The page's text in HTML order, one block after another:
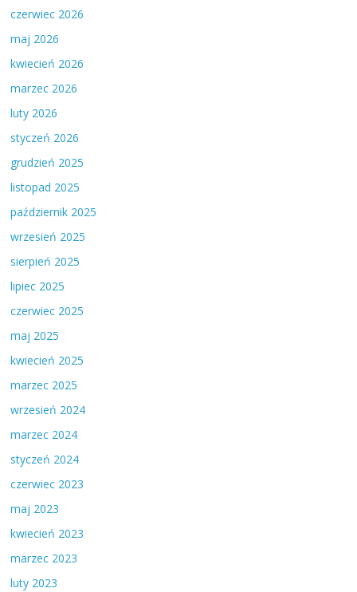
czerwiec 2026
maj 2026
kwiecień 2026
marzec 2026
luty 2026
styczeń 2026
grudzień 2025
listopad 2025
październik 2025
wrzesień 2025
sierpień 2025
lipiec 2025
czerwiec 2025
maj 2025
kwiecień 2025
marzec 2025
wrzesień 2024
marzec 2024
styczeń 2024
czerwiec 2023
maj 2023
kwiecień 2023
marzec 2023
luty 2023